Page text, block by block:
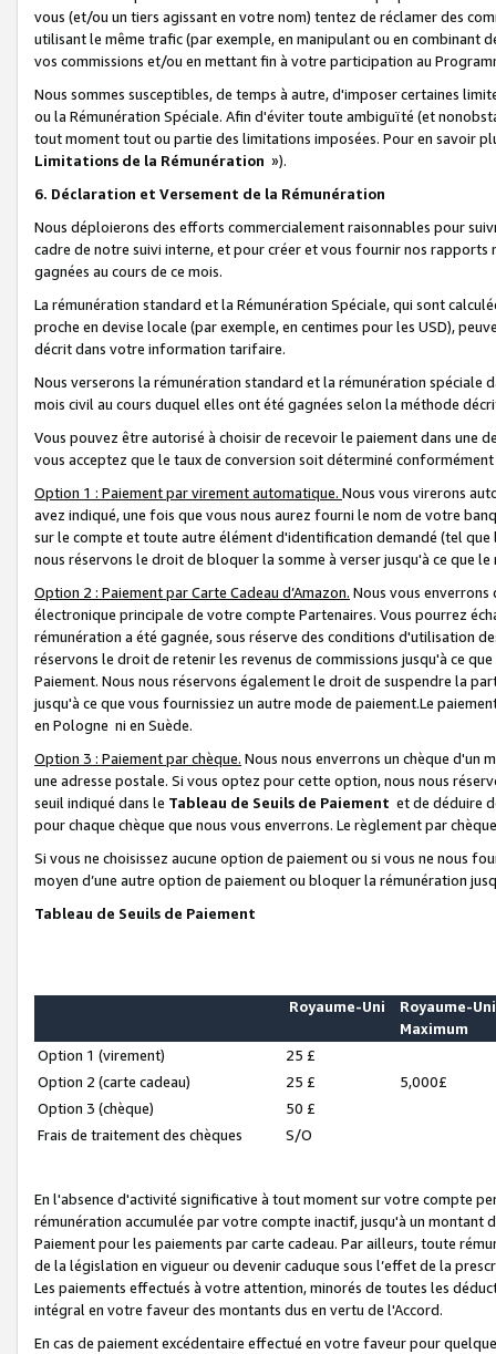
vous (et/ou un tiers agissant en votre nom) tentez de réclamer des
utilisant le même trafic (par exemple, en manipulant ou en combinant
vos commissions et/ou en mettant fin à votre participation au
Nous sommes susceptibles, de temps à autre, d'imposer certaines
ou la Rémunération Spéciale. Afin d'éviter toute ambiguïté (et
tout moment tout ou partie des limitations imposées. Pour en savoir
Limitations de la Rémunération »).
6. Déclaration et Versement de la Rémunération
Nous déploierons des efforts commercialement raisonnables pour
cadre de notre suivi interne, et pour créer et vous fournir nos
gagnées au cours de ce mois.
La rémunération standard et la Rémunération Spéciale, qui sont
proche en devise locale (par exemple, en centimes pour les USD),
décrit dans votre information tarifaire.
Nous verserons la rémunération standard et la rémunération spéciale
mois civil au cours duquel elles ont été gagnées selon la méthode
Vous pouvez être autorisé à choisir de recevoir le paiement dans une
vous acceptez que le taux de conversion soit déterminé
Option 1 : Paiement par virement automatique. Nous vous virerons
avez indiqué, une fois que vous nous aurez fourni le nom de votre
sur le compte et toute autre élément d'identification demandé (tel que
nous réservons le droit de bloquer la somme à verser jusqu'à ce que
Option 2 : Paiement par Carte Cadeau d’Amazon. Nous vous
électronique principale de votre compte Partenaires. Vous pourrez
rémunération a été gagnée, sous réserve des conditions d'utilisation
réservons le droit de retenir les revenus de commissions jusqu'à ce
Paiement. Nous nous réservons également le droit de suspendre la
jusqu'à ce que vous fournissiez un autre mode de paiement.Le
en Pologne ni en Suède.
Option 3 : Paiement par chèque. Nous nous enverrons un chèque d'un
une adresse postale. Si vous optez pour cette option, nous nous
seuil indiqué dans le Tableau de Seuils de Paiement et de déduire
pour chaque chèque que nous vous enverrons. Le règlement par
Si vous ne choisissez aucune option de paiement ou si vous ne nous
moyen d’une autre option de paiement ou bloquer la rémunération
Tableau de Seuils de Paiement
Royaume-Uni
Royaume-Uni
Maximum
Option 1 (virement)
25 £
Option 2 (carte cadeau)
25 £
5,000£
Option 3 (chèque)
50 £
Frais de traitement des chèques
S/O
En l'absence d'activité significative à tout moment sur votre compte
rémunération accumulée par votre compte inactif, jusqu'à un montant
Paiement pour les paiements par carte cadeau. Par ailleurs, toute
de la législation en vigueur ou devenir caduque sous l’effet de la
Les paiements effectués à votre attention, minorés de toutes les
intégral en votre faveur des montants dus en vertu de l'Accord.
En cas de paiement excédentaire effectué en votre faveur pour